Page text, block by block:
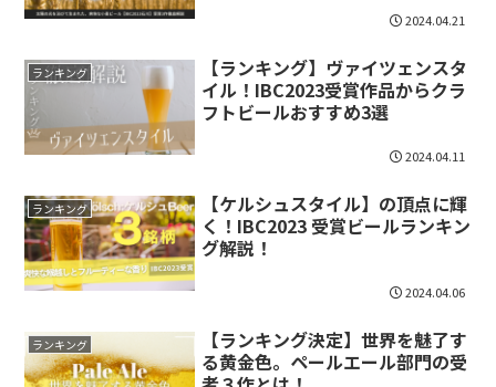
2024.04.21
ランキング
【ランキング】ヴァイツェンスタ
イル！IBC2023受賞作品からクラ
フトビールおすすめ3選
2024.04.11
ランキング
【ケルシュスタイル】の頂点に輝
く！IBC2023 受賞ビールランキン
グ解説！
2024.04.06
ランキング
【ランキング決定】世界を魅了す
る黄金色。ペールエール部門の受